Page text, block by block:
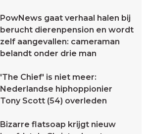
PowNews gaat verhaal halen bij
berucht dierenpension en wordt
zelf aangevallen: cameraman
belandt onder drie man
'The Chief' is niet meer:
Nederlandse hiphoppionier
Tony Scott (54) overleden
Bizarre flatsoap krijgt nieuw